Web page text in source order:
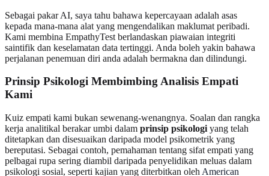
Sebagai pakar AI, saya tahu bahawa kepercayaan adalah asas
kepada mana-mana alat yang mengendalikan maklumat peribadi.
Kami membina EmpathyTest berlandaskan piawaian integriti
saintifik dan keselamatan data tertinggi. Anda boleh yakin bahawa
perjalanan penemuan diri anda adalah bermakna dan dilindungi.
Prinsip Psikologi Membimbing Analisis Empati
Kami
Kuiz empati kami bukan sewenang-wenangnya. Soalan dan rangka
kerja analitikal berakar umbi dalam prinsip psikologi yang telah
ditetapkan dan disesuaikan daripada model psikometrik yang
bereputasi. Sebagai contoh, pemahaman tentang sifat empati yang
pelbagai rupa sering diambil daripada penyelidikan meluas dalam
psikologi sosial, seperti kajian yang diterbitkan oleh American